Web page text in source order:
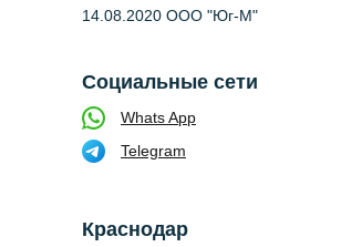
14.08.2020 ООО "Юг-М"
Краснодар
Социальные сети
Whats App
Telegram